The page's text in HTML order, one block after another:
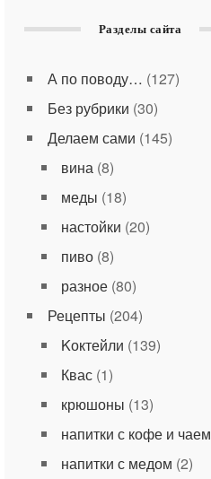
Разделы сайта
А по поводу… (127)
Без рубрики (30)
Делаем сами (145)
вина(8)
меды (18)
настойки (20)
пиво(8)
разное(80)
Рецепты (204)
Kоктейли (139)
Квас(1)
крюшоны (13)
напитки с кофе и чаем
напитки с медом (2)